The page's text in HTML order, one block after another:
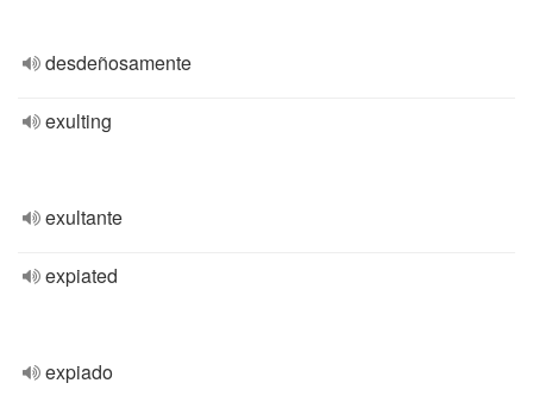
desdeñosamente
exulting
exultante
expiated
expiado